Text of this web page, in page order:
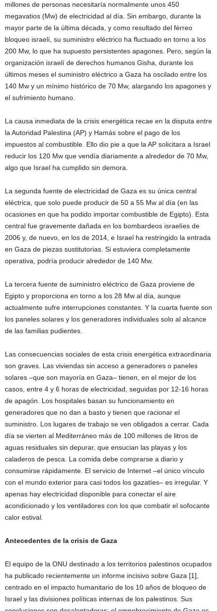
millones de personas necesitaría normalmente unos 450
megavatios (Mw) de electricidad al día. Sin embargo, durante la
mayor parte de la última década, y como resultado del férreo
bloqueo israelí, su suministro eléctrico ha fluctuado en torno a los
200 Mw, lo que ha supuesto persistentes apagones. Pero, según la
organización israelí de derechos humanos Gisha, durante los
últimos meses el suministro eléctrico a Gaza ha oscilado entre los
140 Mw y un mínimo histórico de 70 Mw, alargando los apagones y
el sufrimiento humano.
La causa inmediata de la crisis energética recae en la disputa entre
la Autoridad Palestina (AP) y Hamás sobre el pago de los
impuestos al combustible. Ello dio pie a que la AP solicitara a Israel
reducir los 120 Mw que vendía diariamente a alrededor de 70 Mw,
algo que Israel ha cumplido sin demora.
La segunda fuente de electricidad de Gaza es su única central
eléctrica, que solo puede producir de 50 a 55 Mw al día (en las
ocasiones en que ha podido importar combustible de Egipto). Esta
central fue gravemente dañada en los bombardeos israelíes de
2006 y, de nuevo, en los de 2014, e Israel ha restringido la entrada
en Gaza de piezas sustitutorias. Si estuviera completamente
operativa, podría producir alrededor de 140 Mw.
La tercera fuente de suministro eléctrico de Gaza proviene de
Egipto y proporciona en torno a los 28 Mw al día, aunque
actualmente sufre interrupciones constantes. Y la cuarta fuente son
los paneles solares y los generadores individuales solo al alcance
de las familias pudientes.
Las consecuencias sociales de esta crisis energética extraordinaria
son graves. Las viviendas sin acceso a generadores o paneles
solares –que son mayoría en Gaza– tienen, en el mejor de los
casos, entre 4 y 6 horas de electricidad, seguidas por 12-16 horas
de apagón. Los hospitales basan su funcionamiento en
generadores que no dan a basto y tienen que racionar el
suministro. Los lugares de trabajo se ven obligados a cerrar. Cada
día se vierten al Mediterráneo más de 100 millones de litros de
aguas residuales sin depurar, que ensucian las playas y los
caladeros de pesca. La comida debe comprarse a diario y
consumirse rápidamente. El servicio de Internet –el único vínculo
con el mundo exterior para casi todos los gazatíes– es irregular. Y
apenas hay electricidad disponible para conectar el aire
acondicionado y los ventiladores con los que combatir el sofocante
calor estival.
Antecedentes de la crisis de Gaza
El equipo de la ONU destinado a los territorios palestinos ocupados
ha publicado recientemente un informe incisivo sobre Gaza [1],
centrado en el impacto humanitario de los 10 años de bloqueo de
Israel y las divisiones políticas internas de los palestinos. Sus